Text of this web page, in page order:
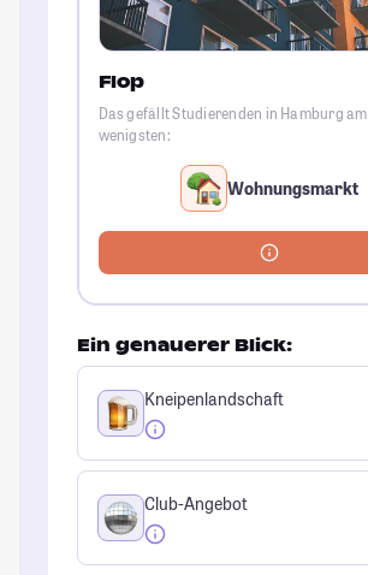
Flop
Das gefällt Studierenden in Hamburg am
wenigsten:
Wohnungsmarkt
Ein genauerer Blick:
Kneipenlandschaft
Club-Angebot